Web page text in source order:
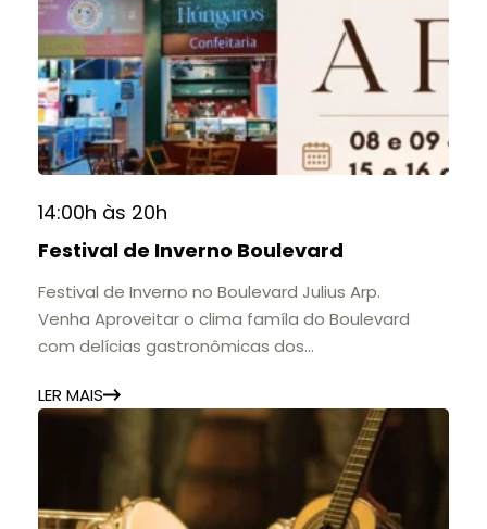
A mostra convida o público a conhecer o legado
do Colégio Anchieta por meio de documentos,
histórias e marcos que evidenciam sua
contribuição para a educação, a cultura e a
formação de gerações.
📍 Casarão Julius Arp
📅 Até 30 de setembro
11h às 17h
🎟️ Entrada gratuita.
14:00h às 20h
Festival de Inverno Boulevard
Festival de Inverno no Boulevard Julius Arp.
Venha Aproveitar o clima famíla do Boulevard
com delícias gastronômicas dos
LER MAIS